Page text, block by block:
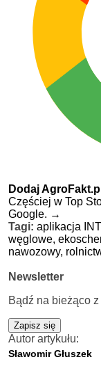
Dodaj
Częściej w Top
Google. →
Tagi: aplikacja
węglowe,
nawozowy,
Newsletter
Bądź na bieżąco
Zapisz się
Autor artykułu:
Sławomir Głuszek